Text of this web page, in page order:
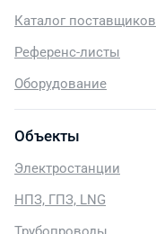
Каталог поставщиков
Референс-листы
Оборудование
Объекты
Электростанции
НПЗ, ГПЗ, LNG